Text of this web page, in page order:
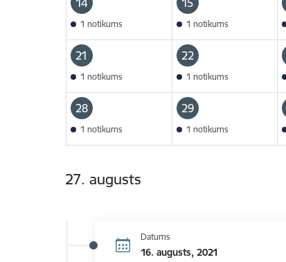
14
1 notikums
15
1 notikums
21
1 notikums
22
1 notikums
28
1 notikums
29
1 notikums
27. augusts
Datums
16. augusts, 2021